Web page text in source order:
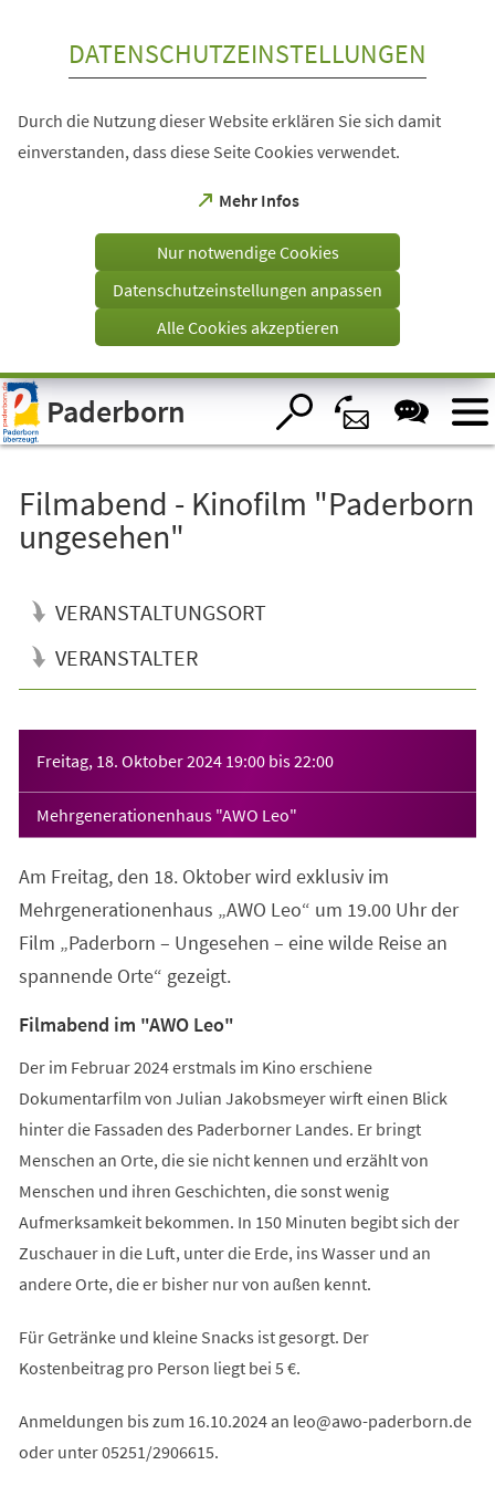
Visuelle
Assistenzsoftware
öffnen.
DATENSCHUTZEINSTELLUNGEN
Durch die Nutzung dieser Website erklären Sie sich damit
einverstanden, dass diese Seite Cookies verwendet.
Mehr Infos
(Öffnet
einem
Tab)
Nur notwendige Cookies
Datenschutzeinstellungen anpassen
Alle Cookies akzeptieren
Paderborn
Filmabend - Kinofilm "Paderborn
ungesehen"
VERANSTALTUNGSORT
VERANSTALTER
Freitag, 18. Oktober 2024 19:00 bis22:00
Mehrgenerationenhaus "AWO Leo"
Am Freitag, den 18. Oktober wird exklusiv im
Mehrgenerationenhaus „AWO Leo“ um 19.00 Uhr der
Film „Paderborn – Ungesehen – eine wilde Reise an
spannende Orte“ gezeigt.
Filmabend im "AWO Leo"
Der im Februar 2024 erstmals im Kino erschiene
Dokumentarfilm von Julian Jakobsmeyer wirft einen Blick
hinter die Fassaden des Paderborner Landes. Er bringt
Menschen an Orte, die sie nicht kennen und erzählt von
Menschen und ihren Geschichten, die sonst wenig
Aufmerksamkeit bekommen. In 150 Minuten begibt sich der
Zuschauer in die Luft, unter die Erde, ins Wasser und an
andere Orte, die er bisher nur von außen kennt.
Für Getränke und kleine Snacks ist gesorgt. Der
Kostenbeitrag pro Person liegt bei 5 €.
Anmeldungen bis zum 16.10.2024 an leo awo-paderborn de
oder unter 05251/2906615.